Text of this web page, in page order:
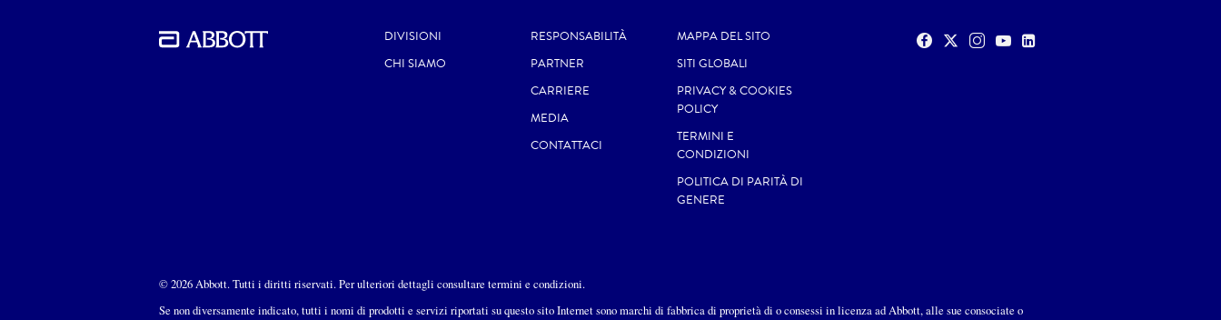
DIVISIONI
CHI SIAMO
RESPONSABILITÀ
PARTNER
CARRIERE
MEDIA
CONTATTACI
MAPPA DEL SITO
SITI GLOBALI
PRIVACY & COOKIES
POLICY
TERMINI E
CONDIZIONI
POLITICA DI PARITÀ DI
GENERE
© 2026 Abbott. Tutti i diritti riservati. Per ulteriori dettagli consultare termini e condizioni.
Se non diversamente indicato, tutti i nomi di prodotti e servizi riportati su questo sito Internet sono marchi di fabbrica di proprietà di o consessi in licenza ad Abbott, alle sue consociate o